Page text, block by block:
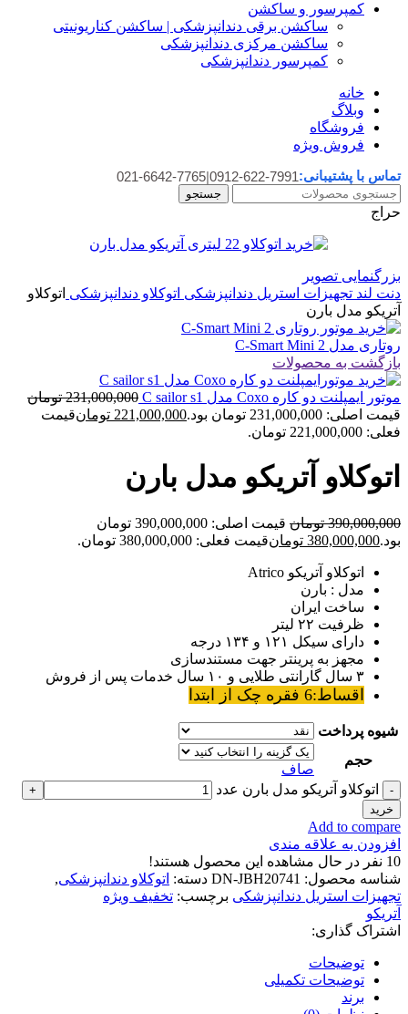
کمپرسور و ساکشن
ساکشن برقی دندانپزشکی | ساکشن کناریونیتی
ساکشن مرکزی دندانپزشکی
کمپرسور دندانپزشکی
خانه
وبلاگ
فروشگاه
فروش ویژه
تماس با پشتیبانی:0912-622-7991
|
021-6642-7765
جستجو
حراج
بزرگنمایی تصویر
دنت لند تجهیزات استریل دندانپزشکی اتوکلاو دندانپزشکی اتوکلاو
آتریکو مدل بارن
روتاری مدل C-Smart Mini 2
بازگشت به محصولات
موتور ایمپلنت دو کاره Coxo مدل C sailor s1 231,000,000 تومان
قیمت اصلی: 231,000,000 تومان بود.
221,000,000 تومانقیمت
فعلی: 221,000,000 تومان.
اتوکلاو آتریکو مدل بارن
390,000,000 تومان
قیمت اصلی: 390,000,000 تومان
بود.380,000,000 تومانقیمت فعلی: 380,000,000 تومان.
اتوکلاو آتریکو Atrico
مدل : بارن
ساخت ایران
ظرفیت ۲۲ لیتر
دارای سیکل ۱۲۱ و ۱۳۴ درجه
مجهز به پرینتر جهت مستندسازی
٣ سال گارانتی طلایی و ۱۰ سال خدمات پس از فروش
اقساط:6 فقره چک از ابتدا
شیوه پرداخت
حجم
صاف
اتوکلاو آتریکو مدل بارن عدد
خرید
Add to compare
افزودن به علاقه مندی
10 نفر در حال مشاهده این محصول هستند!
شناسه محصول: DN-JBH20741 دسته: اتوکلاو دندانپزشکی,
تجهیزات استریل دندانپزشکی برچسب: تخفیف ویژه
آتریکو
اشتراک گذاری:
توضیحات
توضیحات تکمیلی
برند